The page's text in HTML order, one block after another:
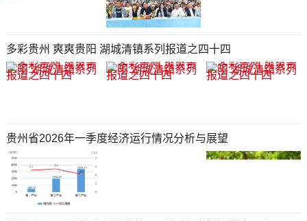
多彩贵州 爽爽贵阳 湖城清镇系列报道之四十四
贵州省2026年一季度经济运行情况分析与展望